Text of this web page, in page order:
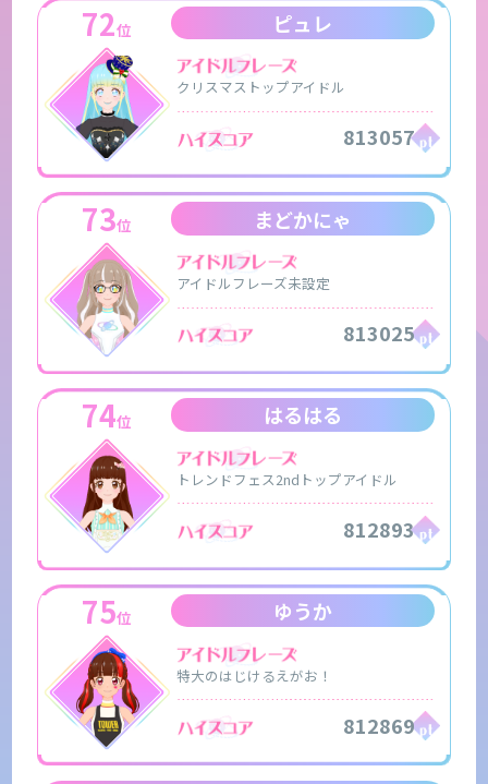
72位 ピュレ
クリスマストップアイドル
813057
73位 まどかにゃ
アイドルフレーズ未設定
813025
74位 はるはる
トレンドフェス2ndトップアイドル
812893
75位 ゆうか
特大のはじけるえがお！
812869